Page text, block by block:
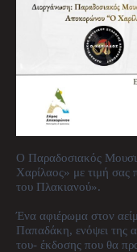
Ο Παραδοσιακός
Χαρίλαος» με τιμή σας
του Πλακιανού».
Ένα αφιέρωμα στον
Παπαδάκη, ενόψει της
του- έκδοσης που θα